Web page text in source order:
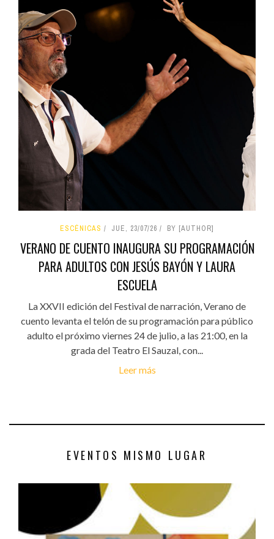
ESCÉNICAS JUE, 23/07/26 BY [AUTHOR]
VERANO DE CUENTO INAUGURA SU PROGRAMACIÓN
PARA ADULTOS CON JESÚS BAYÓN Y LAURA
ESCUELA
La XXVII edición del Festival de narración, Verano de
cuento levanta el telón de su programación para público
adulto el próximo viernes 24 de julio, a las 21:00, en la
grada del Teatro El Sauzal, con...
Leer más
EVENTOS MISMO LUGAR